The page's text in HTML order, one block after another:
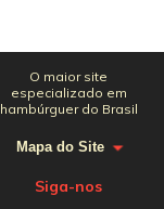
O maior site
especializado em
hambúrguer do Brasil
Mapa do Site
Siga-nos